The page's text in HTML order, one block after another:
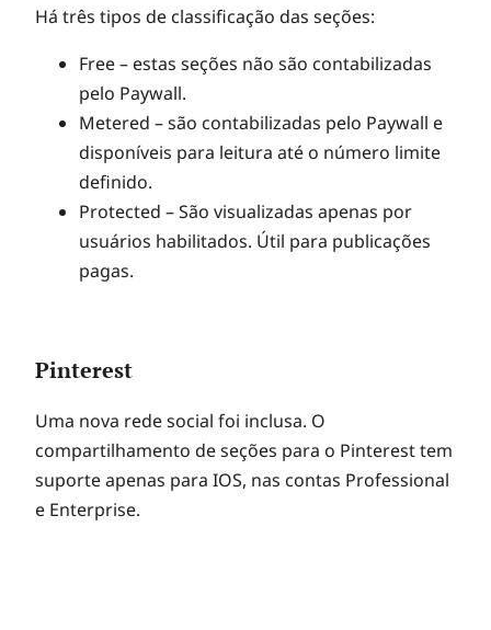
Há três tipos de classificação das seções:
Free – estas seções não são contabilizadas
pelo Paywall.
Metered – são contabilizadas pelo Paywall e
disponíveis para leitura até o número limite
definido.
Protected – São visualizadas apenas por
usuários habilitados. Útil para publicações
pagas.
Pinterest
Uma nova rede social foi inclusa. O
compartilhamento de seções para o Pinterest tem
suporte apenas para IOS, nas contas Professional
e Enterprise.